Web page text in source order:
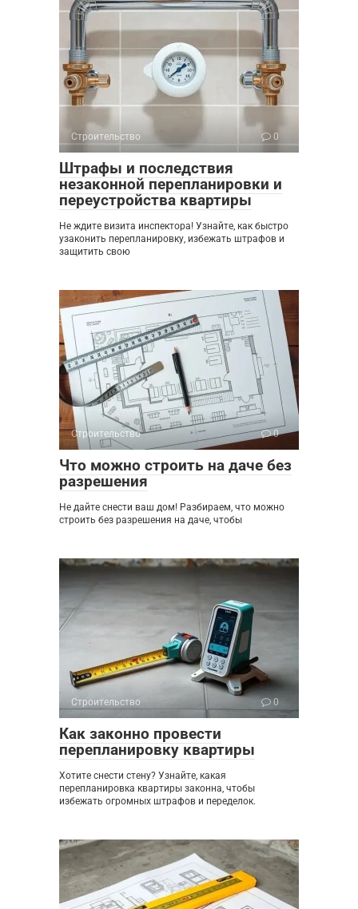
Строительство 0
Штрафы и последствия
незаконной перепланировки и
переустройства квартиры
Не ждите визита инспектора! Узнайте, как быстро
узаконить перепланировку, избежать штрафов и
защитить свою
Строительство 0
Что можно строить на даче без
разрешения
Не дайте снести ваш дом! Разбираем, что можно
строить без разрешения на даче, чтобы
Строительство 0
Как законно провести
перепланировку квартиры
Хотите снести стену? Узнайте, какая
перепланировка квартиры законна, чтобы
избежать огромных штрафов и переделок.